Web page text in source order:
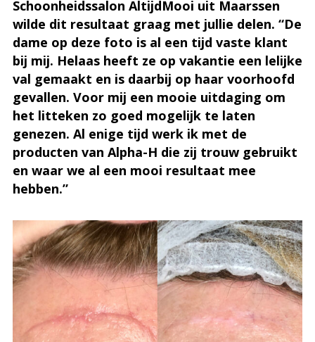
Schoonheidssalon AltijdMooi uit Maarssen
wilde dit resultaat graag met jullie delen. “De
dame op deze foto is al een tijd vaste klant
bij mij. Helaas heeft ze op vakantie een lelijke
val gemaakt en is daarbij op haar voorhoofd
gevallen. Voor mij een mooie uitdaging om
het litteken zo goed mogelijk te laten
genezen. Al enige tijd werk ik met de
producten van Alpha-H die zij trouw gebruikt
en waar we al een mooi resultaat mee
hebben.”